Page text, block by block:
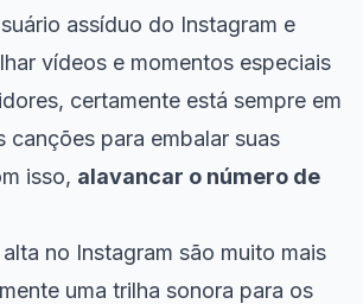
assíduo do Instagram e
vídeos e momentos especiais
certamente está sempre em
canções para embalar suas
isso, alavancar o número de
no Instagram são muito mais
uma trilha sonora para os